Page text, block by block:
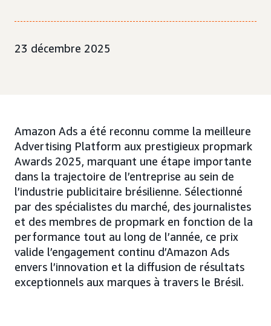
23 décembre 2025
Amazon Ads a été reconnu comme la meilleure
Advertising Platform aux prestigieux propmark
Awards 2025, marquant une étape importante
dans la trajectoire de l’entreprise au sein de
l’industrie publicitaire brésilienne. Sélectionné
par des spécialistes du marché, des journalistes
et des membres de propmark en fonction de la
performance tout au long de l’année, ce prix
valide l’engagement continu d’Amazon Ads
envers l’innovation et la diffusion de résultats
exceptionnels aux marques à travers le Brésil.